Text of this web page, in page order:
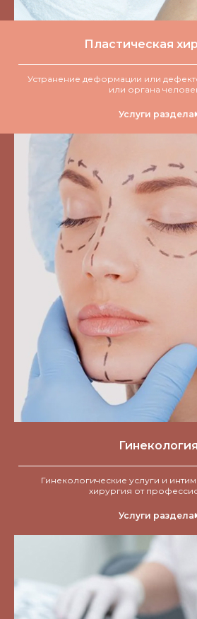
Пластическая
Устранение деформации или
или органа
Услуги раздела
Гинекология
Гинекологические услуги и
хирургия от
Услуги раздела